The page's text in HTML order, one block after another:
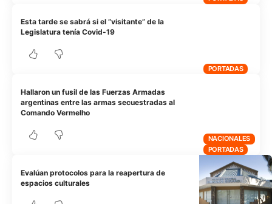
PORTADAS
Esta tarde se sabrá si el “visitante” de la
Legislatura tenía Covid-19
NACIONALES
PORTADAS
Hallaron un fusil de las Fuerzas Armadas
argentinas entre las armas secuestradas al
Comando Vermelho
Evalúan protocolos para la reapertura de
espacios culturales